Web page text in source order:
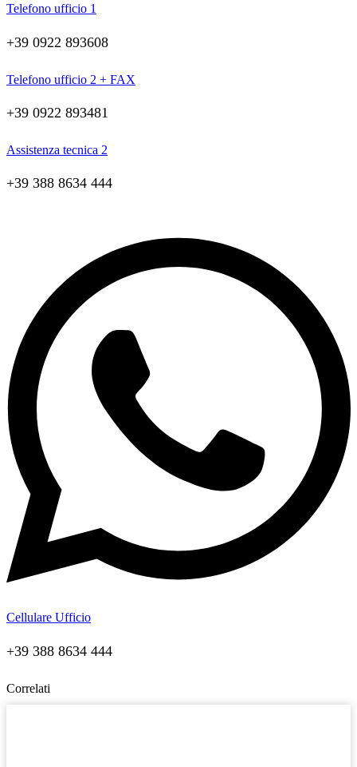
Telefono ufficio 1
+39 0922 893608
Telefono ufficio 2 + FAX
+39 0922 893481
Assistenza tecnica 2
+39 388 8634 444
Cellulare Ufficio
+39 388 8634 444
Correlati